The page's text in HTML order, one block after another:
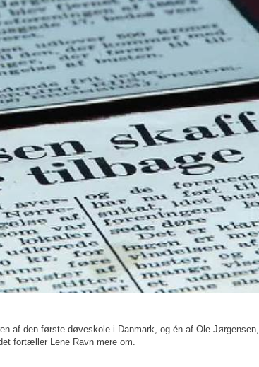
af den første døveskole i Danmark, og én af Ole Jørgensen,
fortæller Lene Ravn mere om.